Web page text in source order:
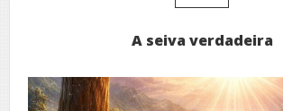
A seiva verdadeira